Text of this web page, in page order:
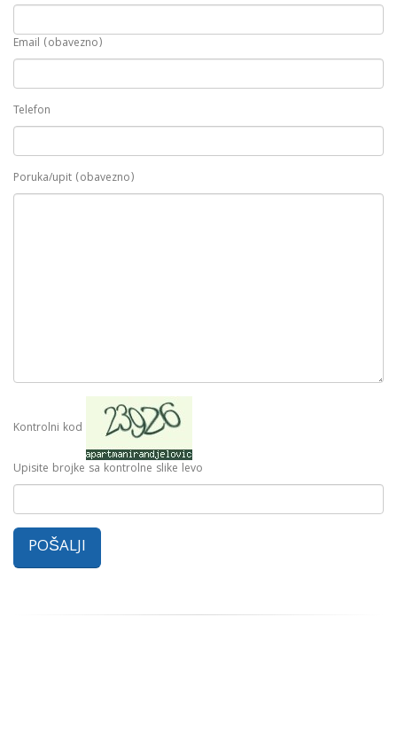
Email (obavezno)
Telefon
Poruka/upit (obavezno)
Kontrolni kod
Upisite brojke sa kontrolne slike levo
POŠALJI